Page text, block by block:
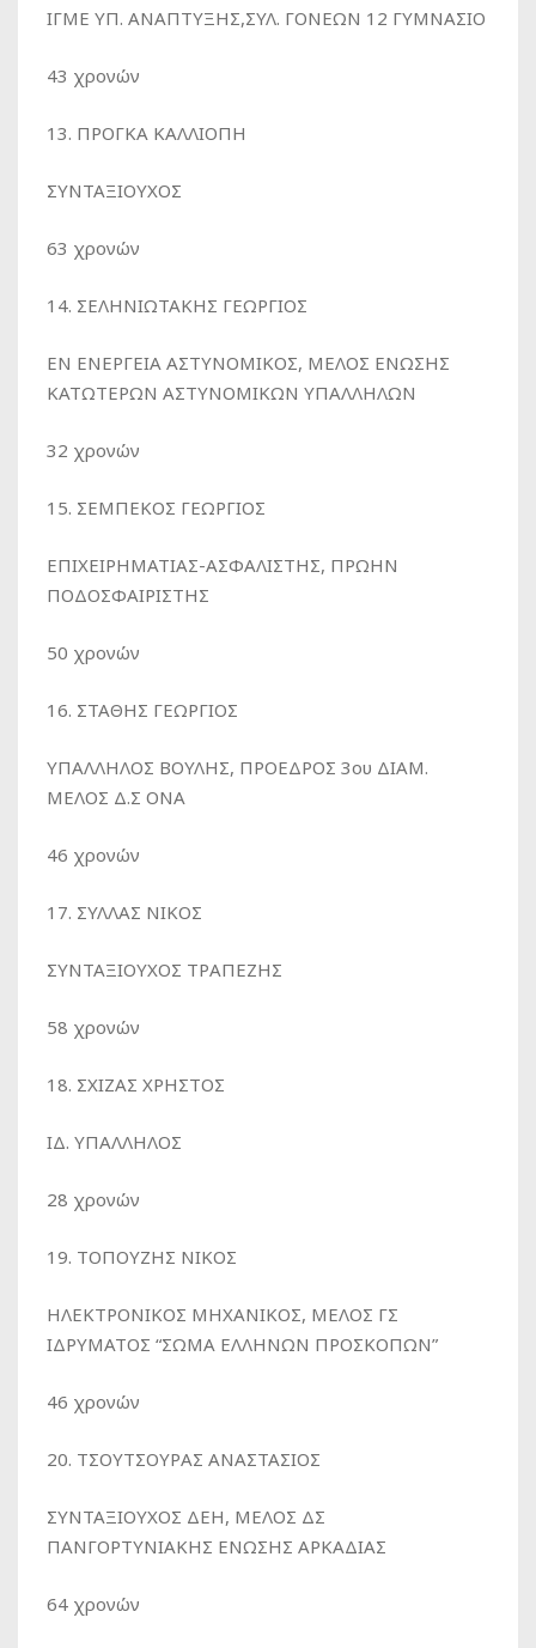
ΙΓΜΕ ΥΠ. ΑΝΑΠΤΥΞΗΣ,ΣΥΛ. ΓΟΝΕΩΝ 12 ΓΥΜΝΑΣΙΟ
43 χρονών
13. ΠΡΟΓΚΑ ΚΑΛΛΙΟΠΗ
ΣΥΝΤΑΞΙΟΥΧΟΣ
63 χρονών
14. ΣΕΛΗΝΙΩΤΑΚΗΣ ΓΕΩΡΓΙΟΣ
ΕΝ ΕΝΕΡΓΕΙΑ ΑΣΤΥΝΟΜΙΚΟΣ, ΜΕΛΟΣ ΕΝΩΣΗΣ
ΚΑΤΩΤΕΡΩΝ ΑΣΤΥΝΟΜΙΚΩΝ ΥΠΑΛΛΗΛΩΝ
32 χρονών
15. ΣΕΜΠΕΚΟΣ ΓΕΩΡΓΙΟΣ
ΕΠΙΧΕΙΡΗΜΑΤΙΑΣ-ΑΣΦΑΛΙΣΤΗΣ, ΠΡΩΗΝ
ΠΟΔΟΣΦΑΙΡΙΣΤΗΣ
50 χρονών
16. ΣΤΑΘΗΣ ΓΕΩΡΓΙΟΣ
ΥΠΑΛΛΗΛΟΣ ΒΟΥΛΗΣ, ΠΡΟΕΔΡΟΣ 3ου ΔΙΑΜ.
ΜΕΛΟΣ Δ.Σ ΟΝΑ
46 χρονών
17. ΣΥΛΛΑΣ ΝΙΚΟΣ
ΣΥΝΤΑΞΙΟΥΧΟΣ ΤΡΑΠΕΖΗΣ
58 χρονών
18. ΣΧΙΖΑΣ ΧΡΗΣΤΟΣ
ΙΔ. ΥΠΑΛΛΗΛΟΣ
28 χρονών
19. ΤΟΠΟΥΖΗΣ ΝΙΚΟΣ
ΗΛΕΚΤΡΟΝΙΚΟΣ ΜΗΧΑΝΙΚΟΣ, ΜΕΛΟΣ ΓΣ
ΙΔΡΥΜΑΤΟΣ “ΣΩΜΑ ΕΛΛΗΝΩΝ ΠΡΟΣΚΟΠΩΝ”
46 χρονών
20. ΤΣΟΥΤΣΟΥΡΑΣ ΑΝΑΣΤΑΣΙΟΣ
ΣΥΝΤΑΞΙΟΥΧΟΣ ΔΕΗ, ΜΕΛΟΣ ΔΣ
ΠΑΝΓΟΡΤΥΝΙΑΚΗΣ ΕΝΩΣΗΣ ΑΡΚΑΔΙΑΣ
64 χρονών